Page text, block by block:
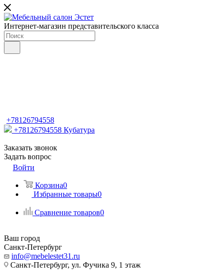
Интернет-магазин представительского класса
+78126794558
+78126794558 Кубатура
Заказать звонок
Задать вопрос
Войти
Корзина0
Избранные товары0
Сравнение товаров0
Ваш город
Санкт-Петербург
info@mebelestet31.ru
Санкт-Петербург, ул. Фучика 9, 1 этаж